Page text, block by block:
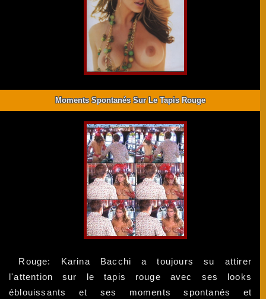
Moments Spontanés Sur Le Tapis Rouge
Rouge: Karina Bacchi a toujours su attirer
l'attention sur le tapis rouge avec ses looks
éblouissants et ses moments spontanés et